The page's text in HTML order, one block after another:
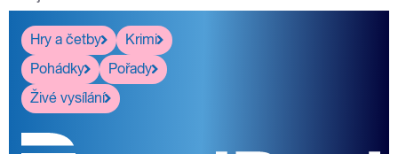
Hry a četby
Krimi
Pohádky
Pořady
Živé vysílání